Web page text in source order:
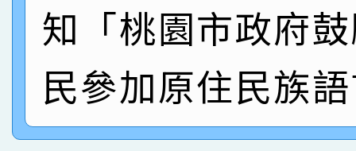
名 指導老師王老師、
園市英語競賽國小朗讀
指導老師林老師
賀！本校參加桃園市中
賽 劉文瑛教師榮獲教
臺灣台語-第二名
賀！本校參與2026世
市賽榮獲科學小創客佳
知「桃園市政府
民參加原住民族